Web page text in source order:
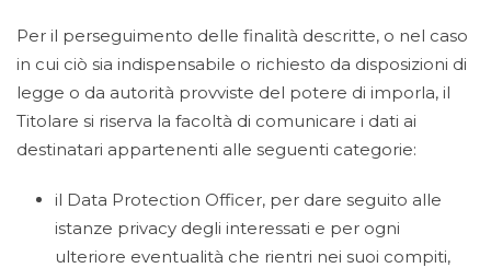
Per il perseguimento delle finalità descritte, o nel caso
in cui ciò sia indispensabile o richiesto da disposizioni di
legge o da autorità provviste del potere di imporla, il
Titolare si riserva la facoltà di comunicare i dati ai
destinatari appartenenti alle seguenti categorie:
il Data Protection Officer, per dare seguito alle
istanze privacy degli interessati e per ogni
ulteriore eventualità che rientri nei suoi compiti,